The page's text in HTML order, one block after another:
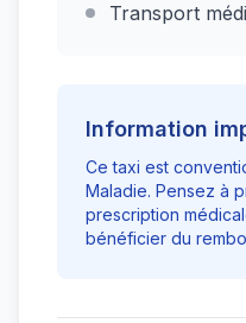
Transport
Information
Ce taxi est
Maladie. Pensez à
prescription
bénéficier du